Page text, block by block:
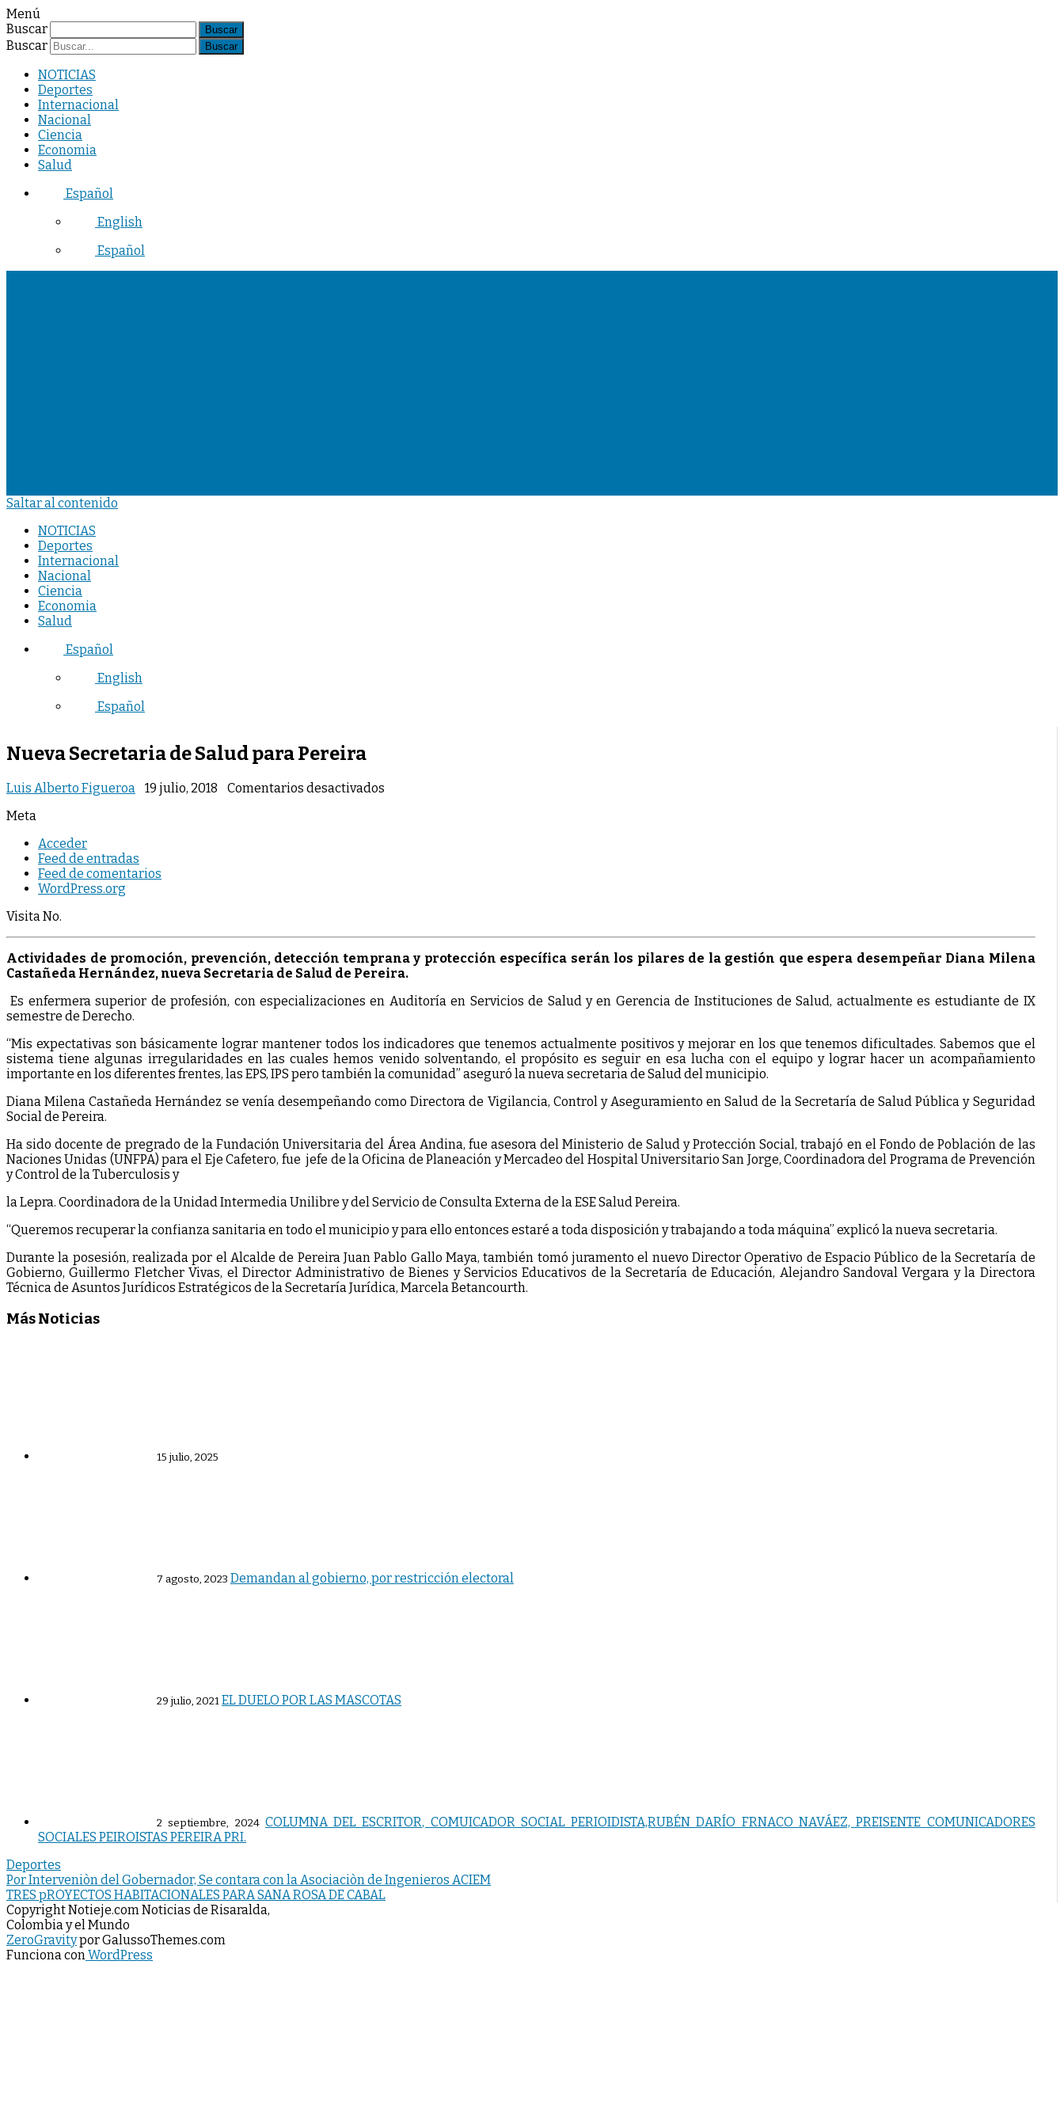
Menú
Buscar
Buscar
NOTICIAS
Deportes
Internacional
Nacional
Ciencia
Economia
Salud
Español
English
Español
Saltar al contenido
NOTICIAS
Deportes
Internacional
Nacional
Ciencia
Economia
Salud
Español
English
Español
Nueva Secretaria de Salud para Pereira
Luis Alberto Figueroa 19 julio, 2018 Comentarios desactivados
Meta
Acceder
Feed de entradas
Feed de comentarios
WordPress.org
Visita No.
Actividades de promoción, prevención, detección temprana y protección específica serán los pilares de la gestión que espera desempeñar Diana Milena
Castañeda Hernández, nueva Secretaria de Salud de Pereira.
Es enfermera superior de profesión, con especializaciones en Auditoría en Servicios de Salud y en Gerencia de Instituciones de Salud, actualmente es estudiante de IX
semestre de Derecho.
“Mis expectativas son básicamente lograr mantener todos los indicadores que tenemos actualmente positivos y mejorar en los que tenemos dificultades. Sabemos que el
sistema tiene algunas irregularidades en las cuales hemos venido solventando, el propósito es seguir en esa lucha con el equipo y lograr hacer un acompañamiento
importante en los diferentes frentes, las EPS, IPS pero también la comunidad” aseguró la nueva secretaria de Salud del municipio.
Diana Milena Castañeda Hernández se venía desempeñando como Directora de Vigilancia, Control y Aseguramiento en Salud de la Secretaría de Salud Pública y Seguridad
Social de Pereira.
Ha sido docente de pregrado de la Fundación Universitaria del Área Andina, fue asesora del Ministerio de Salud y Protección Social, trabajó en el Fondo de Población de las
Naciones Unidas (UNFPA) para el Eje Cafetero, fue jefe de la Oficina de Planeación y Mercadeo del Hospital Universitario San Jorge, Coordinadora del Programa de Prevención
y Control de la Tuberculosis y
la Lepra. Coordinadora de la Unidad Intermedia Unilibre y del Servicio de Consulta Externa de la ESE Salud Pereira.
“Queremos recuperar la confianza sanitaria en todo el municipio y para ello entonces estaré a toda disposición y trabajando a toda máquina” explicó la nueva secretaria.
Durante la posesión, realizada por el Alcalde de Pereira Juan Pablo Gallo Maya, también tomó juramento el nuevo Director Operativo de Espacio Público de la Secretaría de
Gobierno, Guillermo Fletcher Vivas, el Director Administrativo de Bienes y Servicios Educativos de la Secretaría de Educación, Alejandro Sandoval Vergara y la Directora
Técnica de Asuntos Jurídicos Estratégicos de la Secretaría Jurídica, Marcela Betancourth.
Más Noticias
15 julio, 2025
7 agosto, 2023 Demandan al gobierno, por restricción electoral
29 julio, 2021EL DUELO POR LAS MASCOTAS
2 septiembre, 2024 COLUMNA DEL ESCRITOR, COMUICADOR SOCIAL PERIOIDISTA,RUBÉN DARÍO FRNACO NAVÁEZ, PREISENTE COMUNICADORES
SOCIALES PEIROISTAS PEREIRA PRI.
Deportes
Navegación
de
entradas
Por Interveniòn del Gobernador, Se contara con la Asociaciòn de Ingenieros ACIEM
TRES pROYECTOS HABITACIONALES PARA SANA ROSA DE CABAL
Copyright Notieje.com Noticias de Risaralda,
Colombia y el Mundo
ZeroGravitypor GalussoThemes.com
Funciona conWordPress